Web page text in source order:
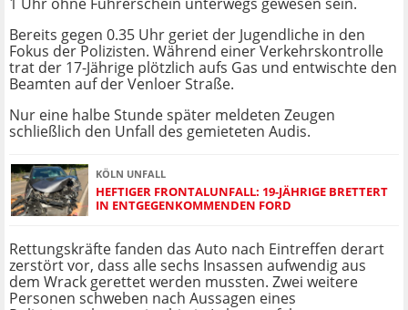
Bereits gegen 0.35 Uhr geriet der Jugendliche in den
Fokus der Polizisten. Während einer Verkehrskontrolle
trat der 17-Jährige plötzlich aufs Gas und entwischte den
Beamten auf der Venloer Straße.
Nur eine halbe Stunde später meldeten Zeugen
schließlich den Unfall des gemieteten Audis.
KÖLN UNFALL
HEFTIGER FRONTALUNFALL: 19-JÄHRIGE BRETTERT
IN ENTGEGENKOMMENDEN FORD
Rettungskräfte fanden das Auto nach Eintreffen derart
zerstört vor, dass alle sechs Insassen aufwendig aus
dem Wrack gerettet werden mussten. Zwei weitere
Personen schweben nach Aussagen eines